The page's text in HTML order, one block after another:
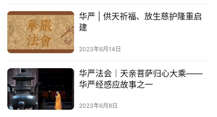
礼
视
纪
录
华严 | 供天祈福、放生慈护隆重启
建
2023年6月14日
华严法会｜天亲菩萨归心大乘——
华严经感应故事之一
2023年6月8日